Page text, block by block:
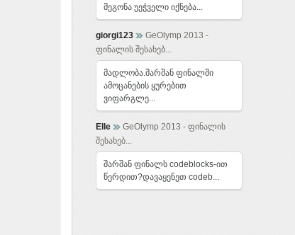
მეგონა უეჭველი იქნება...
giorgi123
GeOlymp 2013 -
ფინალის შესახებ...
მადლობა.შარშან ფინალში
ამოცანების ყურებით
ვიფარგლე...
Elle
GeOlymp 2013 - ფინალის
შესახებ...
შარშან ფინალს codeblocks-ით
წერდით?დავაყენეთ codeb...